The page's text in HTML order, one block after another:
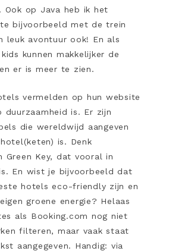
Ook op Java heb ik het
bijvoorbeeld met de trein
leuk avontuur ook! En als
kunnen makkelijker de
er is meer te zien.
vermelden op hun website
duurzaamheid is. Er zijn
die wereldwijd aangeven
hotel(keten) is. Denk
Green Key, dat vooral in
En wist je bijvoorbeeld dat
hotels eco-friendly zijn en
groene energie? Helaas
als Booking.com nog niet
filteren, maar vaak staat
aangegeven. Handig: via